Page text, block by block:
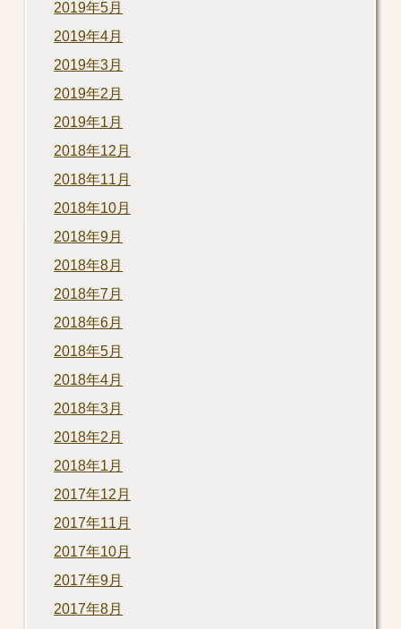
2019年5月
2019年4月
2019年3月
2019年2月
2019年1月
2018年12月
2018年11月
2018年10月
2018年9月
2018年8月
2018年7月
2018年6月
2018年5月
2018年4月
2018年3月
2018年2月
2018年1月
2017年12月
2017年11月
2017年10月
2017年9月
2017年8月